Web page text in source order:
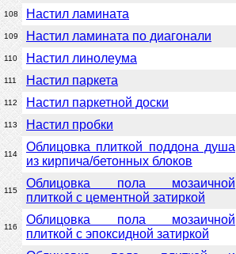
108 Настил ламината
109 Настил ламината по диагонали
110 Настил линолеума
111 Настил паркета
112 Настил паркетной доски
113 Настил пробки
114
Облицовка плиткой поддона душа
из кирпича/бетонных блоков
115
Облицовка пола мозаичной
плиткой с цементной затиркой
116
Облицовка пола мозаичной
плиткой с эпоксидной затиркой